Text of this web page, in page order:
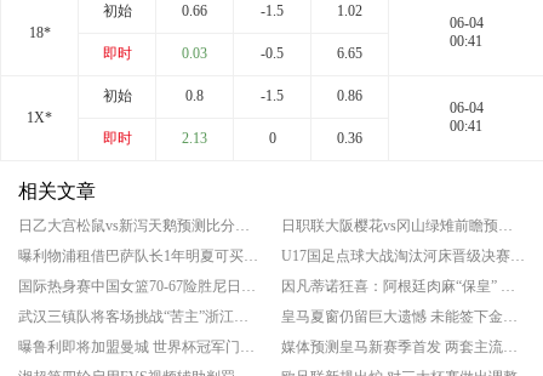
18*
初始 0.66 -1.5 1.02
06-04
00:41
即时 0.03 -0.5 6.65
1X*
初始 0.8 -1.5 0.86
06-04
00:41
即时 2.13 0 0.36
相关文章
日乙大宫松鼠vs新泻天鹅预测比分结果 揭幕战谁先拔头筹
日职联大阪樱花vs冈山绿雉前瞻预测实力分析 升班马客场爆冷良机
曝利物浦租借巴萨队长1年明夏可买断 巴萨队长阿劳霍告别诺坎普
U17国足点球大战淘汰河床晋级决赛 将对阵阿森纳
国际热身赛中国女篮70-67险胜尼日利亚女篮 张子宇24分穆萨15分10板
因凡蒂诺狂喜：阿根廷肉麻“保皇” 欧足联态度仍强硬
武汉三镇队将客场挑战“苦主”浙江队 保级关键战
皇马夏窗仍留巨大遗憾 未能签下金球奖中场
曝鲁利即将加盟曼城 世界杯冠军门将回归
媒体预测皇马新赛季首发 两套主流阵型曝光